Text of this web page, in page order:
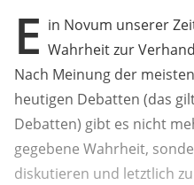
E in Novum unserer
Wahrheit zur
Nach Meinung der
heutigen Debatten (das
Debatten) gibt es nicht
gegebene Wahrheit,
diskutieren und letztlich